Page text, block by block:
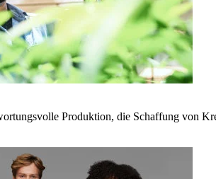
Produktion, die Schaffung von